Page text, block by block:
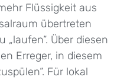
Flüssigkeit aus
übertreten
„laufen“. Über diesen
Erreger, in diesem
Für lokal